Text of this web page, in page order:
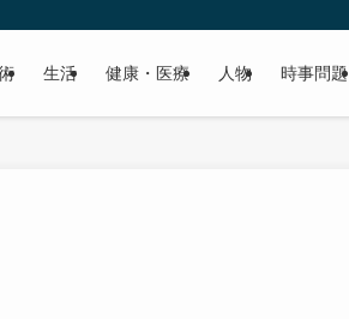
生活 健康・医療 人物 時事問題